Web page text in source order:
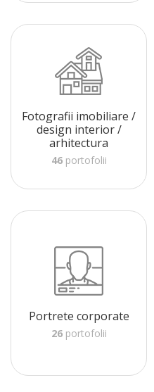
Fotografii imobiliare /
design interior /
arhitectura
46portofolii
Portrete corporate
26portofolii